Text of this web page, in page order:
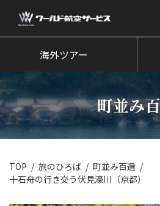
海外ツアー
国内ツアー
クルーズツアー
ツアー催行状況
旅のひろば
イベント
海外ツアー
町並み
TOP 旅のひろば
町並み百選
十石舟の行き交う伏見濠川（京都）